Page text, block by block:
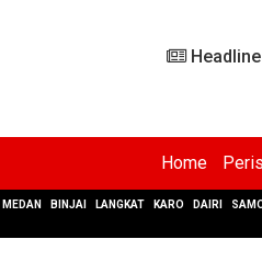
Headline
Home
MEDAN BINJAI LANGKAT KARO DAIRI